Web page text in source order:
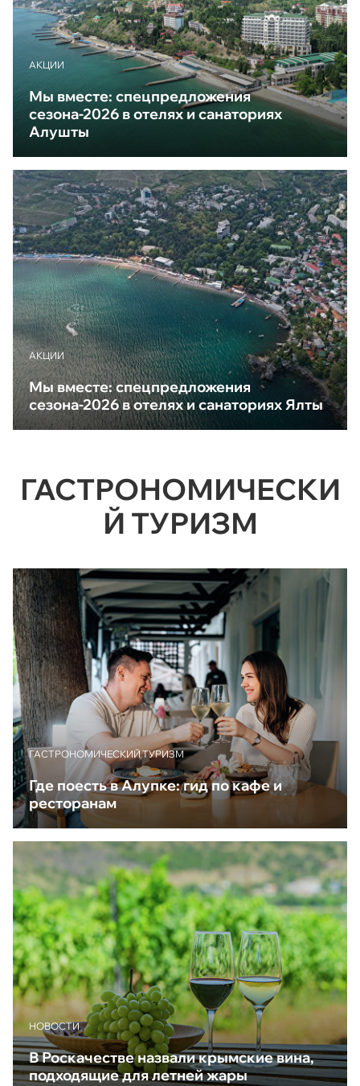
АКЦИИ
Мы вместе: спецпредложения
сезона-2026 в отелях и санаториях
Алушты
АКЦИИ
Мы вместе: спецпредложения
сезона-2026 в отелях и санаториях Ялты
ГАСТРОНОМИЧЕСКИ
Й ТУРИЗМ
ГАСТРОНОМИЧЕСКИЙ ТУРИЗМ
Где поесть в Алупке: гид по кафе и
ресторанам
НОВОСТИ
В Роскачестве назвали крымские вина,
подходящие для летней жары